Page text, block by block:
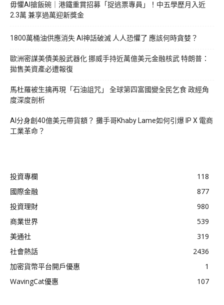
毋懼AI搶飯碗｜港鐵重賞招募「捉逃票專員」！中五學歷月入近
2.3萬 兼享過萬迎新獎金
1800萬桶油供應消失 AI神話破滅 人人恐懼了 應該何時貪婪？
歐洲密謀美債美股武器化 挪威手持近萬億美元金融核武 特朗普：
拋售美資產必遭報復
馬杜羅被生擒再現「石油詛咒」 全球第四富國變全民乞食 政經角
度深度剖析
AI分身創40億美元帶貨額？ 攤手哥Khaby Lame如何引爆 IP X 電商
工業革命？
投資專欄
118
國際金融
877
投資理財
980
商業世界
539
美通社
319
社會熱話
2436
加密貨幣平台開戶優惠
1
WavingCat優惠
107